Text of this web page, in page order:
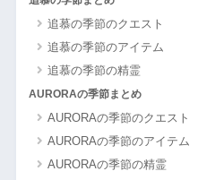
追慕の季節のクエスト
追慕の季節のアイテム
追慕の季節の精霊
AURORAの季節まとめ
AURORAの季節のクエスト
AURORAの季節のアイテム
AURORAの季節の精霊